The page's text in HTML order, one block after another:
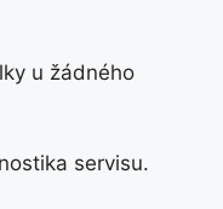
u žádného
servisu.